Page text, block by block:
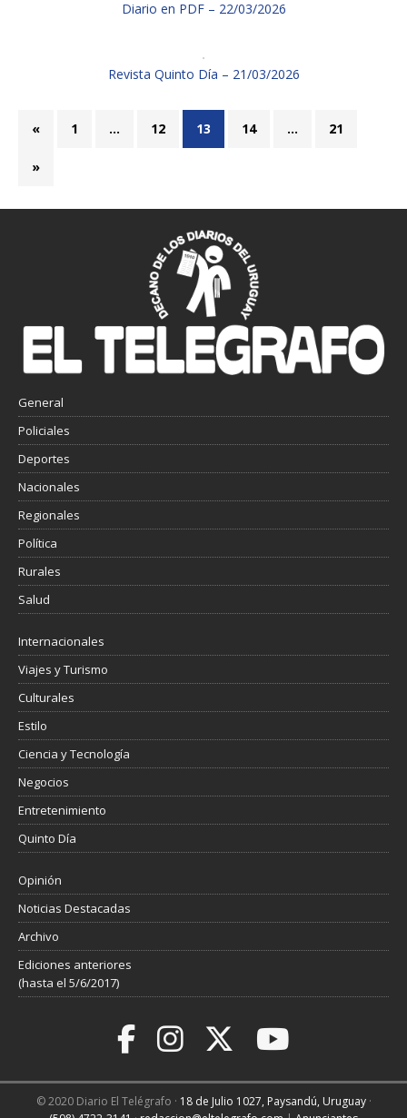
Diario en PDF – 22/03/2026
Revista Quinto Día – 21/03/2026
« 1 … 12 13 14 … 21
»
General
Policiales
Deportes
Nacionales
Regionales
Política
Rurales
Salud
Internacionales
Viajes y Turismo
Culturales
Estilo
Ciencia y Tecnología
Negocios
Entretenimiento
Quinto Día
Opinión
Noticias Destacadas
Archivo
Ediciones anteriores
(hasta el 5/6/2017)
© 2020 Diario El Telégrafo · 18 de Julio 1027, Paysandú, Uruguay·